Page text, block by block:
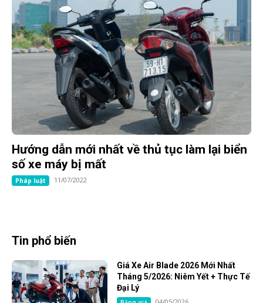
Hướng dẫn mới nhất về thủ tục làm lại biển
số xe máy bị mất
Pháp luật 11/07/2022
Tin phổ biến
Giá Xe Air Blade 2026 Mới Nhất
Tháng 5/2026: Niêm Yết + Thực Tế
Đại Lý